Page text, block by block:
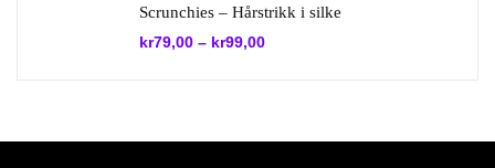
Scrunchies – Hårstrikk i silke
kr79,00 – kr99,00